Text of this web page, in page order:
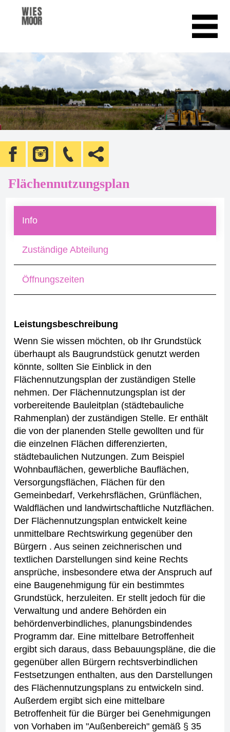
Flächennutzungsplan
Info
Zuständige Abteilung
Öffnungszeiten
Leistungsbeschreibung
Wenn Sie wissen möchten, ob Ihr Grundstück
überhaupt als Baugrundstück genutzt werden
könnte, sollten Sie Einblick in den
Flächennutzungsplan der zuständigen Stelle
nehmen. Der Flächennutzungsplan ist der
vorbereitende Bauleitplan (städtebauliche
Rahmenplan) der zuständigen Stelle. Er enthält
die von der planenden Stelle gewollten und für
die einzelnen Flächen differenzierten,
städtebaulichen Nutzungen. Zum Beispiel
Wohnbauflächen, gewerbliche Bauflächen,
Versorgungsflächen, Flächen für den
Gemeinbedarf, Verkehrsflächen, Grünflächen,
Waldflächen und landwirtschaftliche Nutzflächen.
Der Flächennutzungsplan entwickelt keine
unmittelbare Rechtswirkung gegenüber den
Bürgern . Aus seinen zeichnerischen und
textlichen Darstellungen sind keine Rechts
ansprüche, insbesondere etwa der Anspruch auf
eine Baugenehmigung für ein bestimmtes
Grundstück, herzuleiten. Er stellt jedoch für die
Verwaltung und andere Behörden ein
behördenverbindliches, planungsbindendes
Programm dar. Eine mittelbare Betroffenheit
ergibt sich daraus, dass Bebauungspläne, die die
gegenüber allen Bürgern rechtsverbindlichen
Festsetzungen enthalten, aus den Darstellungen
des Flächennutzungsplans zu entwickeln sind.
Außerdem ergibt sich eine mittelbare
Betroffenheit für die Bürger bei Genehmigungen
von Vorhaben im "Außenbereich" gemäß § 35